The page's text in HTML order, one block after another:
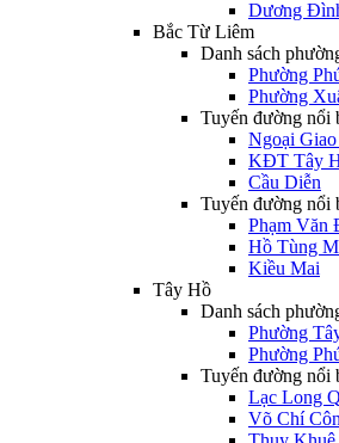
Dương
Bắc Từ Liêm
Danh sách
Phường
Phường
Tuyến đường nổi
Ngoại
KĐT Tây
Cầu Diễn
Tuyến đường nổi
Phạm Văn
Hồ Tùng
Kiều Mai
Tây Hồ
Danh sách
Phường
Phường
Tuyến đường nổi
Lạc Long
Võ Chí